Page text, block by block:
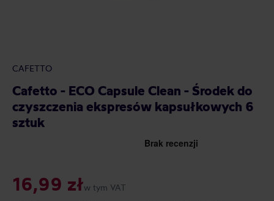
CAFETTO
Cafetto - ECO Capsule Clean - Środek do
czyszczenia ekspresów kapsułkowych 6
sztuk
16,99 złw tym VAT